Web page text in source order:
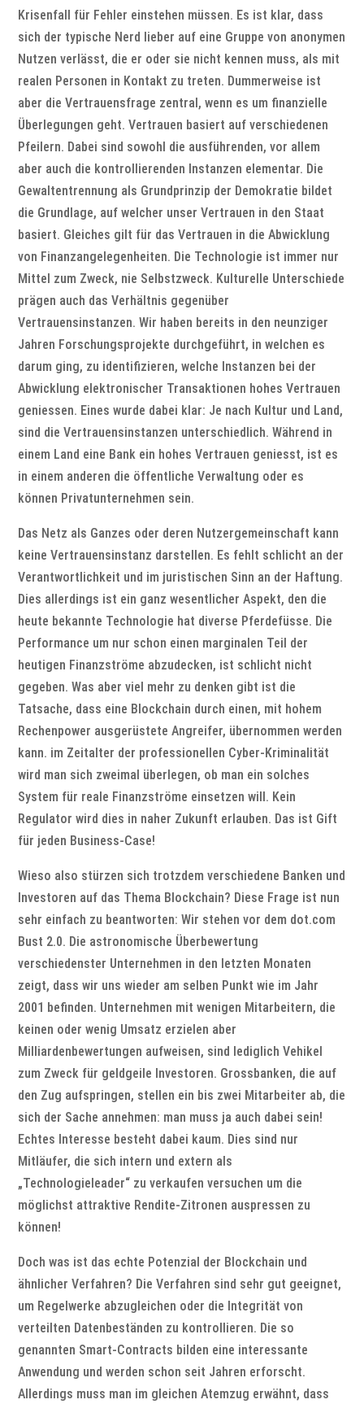
Krisenfall für Fehler einstehen müssen. Es ist klar, dass
sich der typische Nerd lieber auf eine Gruppe von anonymen
Nutzen verlässt, die er oder sie nicht kennen muss, als mit
realen Personen in Kontakt zu treten. Dummerweise ist
aber die Vertrauensfrage zentral, wenn es um finanzielle
Überlegungen geht. Vertrauen basiert auf verschiedenen
Pfeilern. Dabei sind sowohl die ausführenden, vor allem
aber auch die kontrollierenden Instanzen elementar. Die
Gewaltentrennung als Grundprinzip der Demokratie bildet
die Grundlage, auf welcher unser Vertrauen in den Staat
basiert. Gleiches gilt für das Vertrauen in die Abwicklung
von Finanzangelegenheiten. Die Technologie ist immer nur
Mittel zum Zweck, nie Selbstzweck. Kulturelle Unterschiede
prägen auch das Verhältnis gegenüber
Vertrauensinstanzen. Wir haben bereits in den neunziger
Jahren Forschungsprojekte durchgeführt, in welchen es
darum ging, zu identifizieren, welche Instanzen bei der
Abwicklung elektronischer Transaktionen hohes Vertrauen
geniessen. Eines wurde dabei klar: Je nach Kultur und Land,
sind die Vertrauensinstanzen unterschiedlich. Während in
einem Land eine Bank ein hohes Vertrauen geniesst, ist es
in einem anderen die öffentliche Verwaltung oder es
können Privatunternehmen sein.
Das Netz als Ganzes oder deren Nutzergemeinschaft kann
keine Vertrauensinstanz darstellen. Es fehlt schlicht an der
Verantwortlichkeit und im juristischen Sinn an der Haftung.
Dies allerdings ist ein ganz wesentlicher Aspekt, den die
heute bekannte Technologie hat diverse Pferdefüsse. Die
Performance um nur schon einen marginalen Teil der
heutigen Finanzströme abzudecken, ist schlicht nicht
gegeben. Was aber viel mehr zu denken gibt ist die
Tatsache, dass eine Blockchain durch einen, mit hohem
Rechenpower ausgerüstete Angreifer, übernommen werden
kann. im Zeitalter der professionellen Cyber-Kriminalität
wird man sich zweimal überlegen, ob man ein solches
System für reale Finanzströme einsetzen will. Kein
Regulator wird dies in naher Zukunft erlauben. Das ist Gift
für jeden Business-Case!
Wieso also stürzen sich trotzdem verschiedene Banken und
Investoren auf das Thema Blockchain? Diese Frage ist nun
sehr einfach zu beantworten: Wir stehen vor dem dot.com
Bust 2.0. Die astronomische Überbewertung
verschiedenster Unternehmen in den letzten Monaten
zeigt, dass wir uns wieder am selben Punkt wie im Jahr
2001 befinden. Unternehmen mit wenigen Mitarbeitern, die
keinen oder wenig Umsatz erzielen aber
Milliardenbewertungen aufweisen, sind lediglich Vehikel
zum Zweck für geldgeile Investoren. Grossbanken, die auf
den Zug aufspringen, stellen ein bis zwei Mitarbeiter ab, die
sich der Sache annehmen: man muss ja auch dabei sein!
Echtes Interesse besteht dabei kaum. Dies sind nur
Mitläufer, die sich intern und extern als
„Technologieleader“ zu verkaufen versuchen um die
möglichst attraktive Rendite-Zitronen auspressen zu
können!
Doch was ist das echte Potenzial der Blockchain und
ähnlicher Verfahren? Die Verfahren sind sehr gut geeignet,
um Regelwerke abzugleichen oder die Integrität von
verteilten Datenbeständen zu kontrollieren. Die so
genannten Smart-Contracts bilden eine interessante
Anwendung und werden schon seit Jahren erforscht.
Allerdings muss man im gleichen Atemzug erwähnt, dass